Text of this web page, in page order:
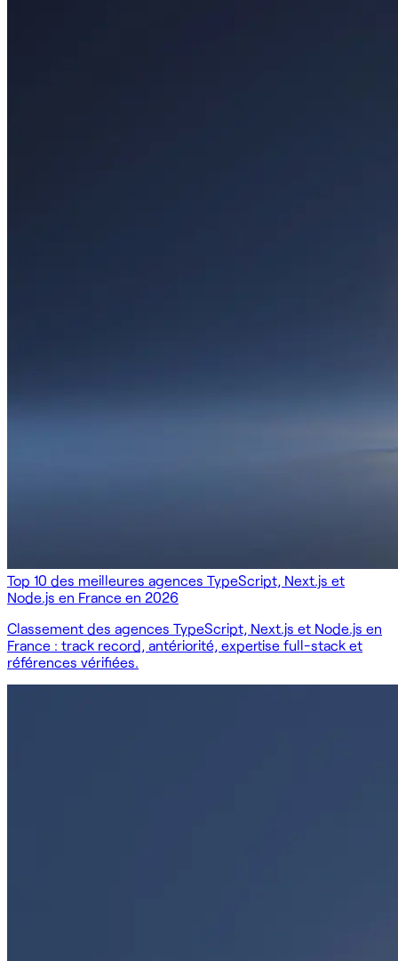
Top 10 des meilleures agences TypeScript, Next.js et
Node.js en France en 2026
Classement des agences TypeScript, Next.js et Node.js en
France : track record, antériorité, expertise full-stack et
références vérifiées.